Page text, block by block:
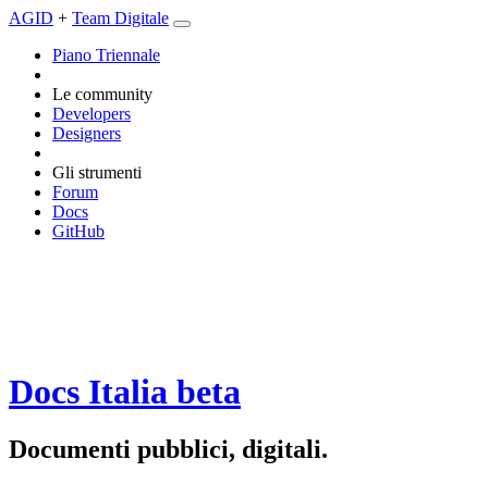
AGID + Team Digitale
Piano Triennale
Le community
Developers
Designers
Gli strumenti
Forum
Docs
GitHub
Docs Italia beta
Documenti pubblici, digitali.